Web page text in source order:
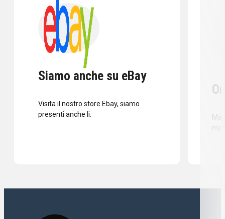
Siamo anche su eBay
Visita il nostro store Ebay, siamo
presenti anche li.